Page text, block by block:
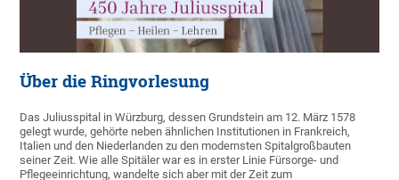
Über die Ringvorlesung
Das Juliusspital in Würzburg, dessen Grundstein am 12. März 1578
gelegt wurde, gehörte neben ähnlichen Institutionen in Frankreich,
Italien und den Niederlanden zu den modernsten Spitalgroßbauten
seiner Zeit. Wie alle Spitäler war es in erster Linie Fürsorge- und
Pflegeeinrichtung, wandelte sich aber mit der Zeit zum